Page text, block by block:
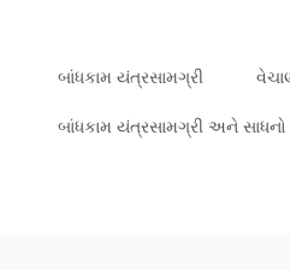
બાંધકામ યંત્રસામગ્રી
બાંધકામ યંત્રસામગ્રી અને સાધનો